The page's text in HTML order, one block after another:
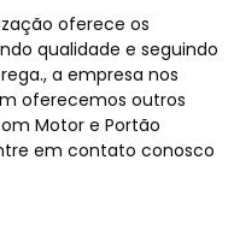
oferece os
qualidade e seguindo
a empresa nos
oferecemos outros
Motor e Portão
em contato conosco